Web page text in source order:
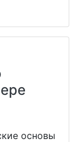
основы